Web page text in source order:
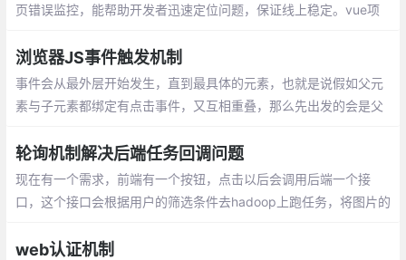
页错误监控，能帮助开发者迅速定位问题，保证线上稳定。vue项
决定探一探
浏览器JS事件触发机制
事件会从最外层开始发生，直到最具体的元素，也就是说假如父元
素与子元素都绑定有点击事件，又互相重叠，那么先出发的会是父
生，再向外传播，正好与事件捕获相反。
轮询机制解决后端任务回调问题
现在有一个需求，前端有一个按钮，点击以后会调用后端一个接
口，这个接口会根据用户的筛选条件去hadoop上跑任务，将图片的
弹出下载框。hadoop上的这个任务耗时比较久
web认证机制